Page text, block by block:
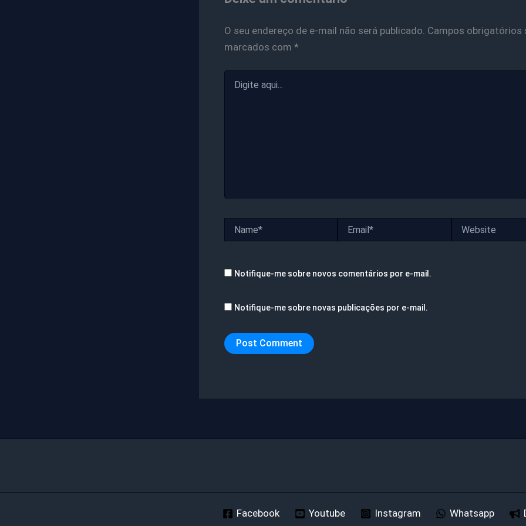
O seu endereço de e-mail não será publicado. Campos obrigatórios
marcados com *
aqui...
Notifique-me sobre novos comentários por e-mail.
Notifique-me sobre novas publicações por e-mail.
Facebook Youtube Instagram Whatsapp